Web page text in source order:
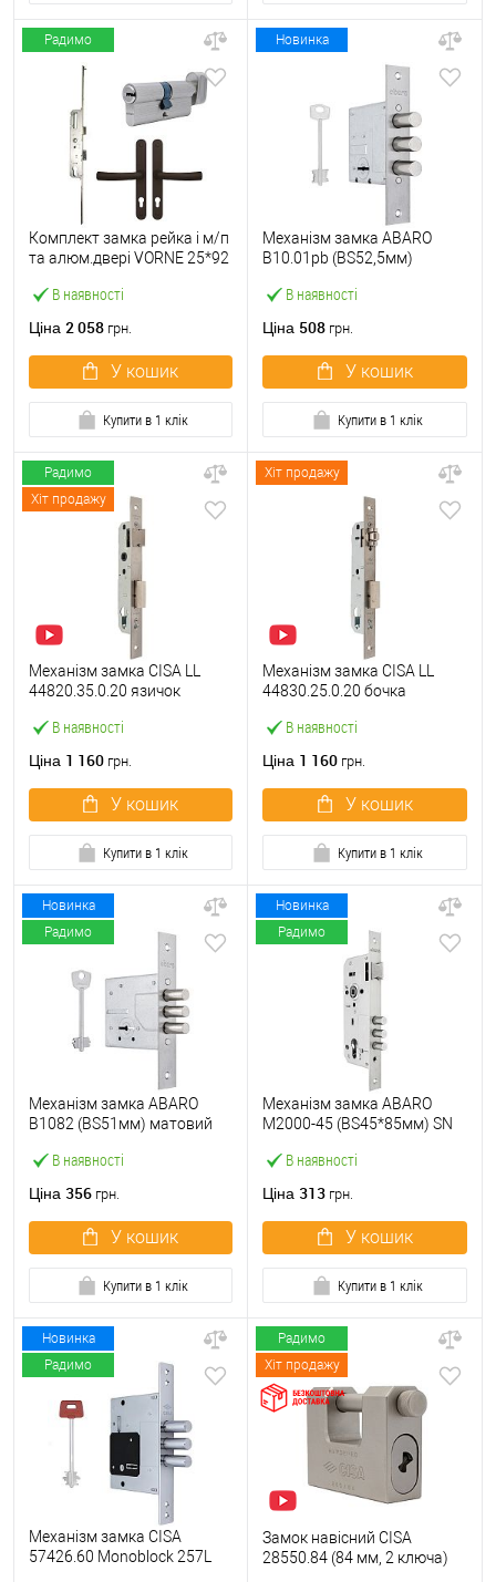
Радимо
В наявності
Комплект замка рейка і м/п
та алюм.двері VORNE 25*92
ручками коричневий
Ціна 2 058 грн.
У кошик
Купити в 1 клік
Новинка
В наявності
Механізм замка ABARO
B10.01pb (BS52,5мм)
тех.пакування.без
Ціна 508 грн.
У кошик
Купити в 1 клік
Радимо
Хіт продажу
В наявності
Механізм замка CISA LL
44820.35.0.20 язичок
нержавіюча сталь
Ціна 1 160 грн.
У кошик
Купити в 1 клік
Хіт продажу
В наявності
Механізм замка CISA LL
44830.25.0.20 бочка
нержавіюча сталь
Ціна 1 160 грн.
У кошик
Купити в 1 клік
Новинка
Радимо
В наявності
Механізм замка ABARO
B1082 (BS51мм) матовий
Ціна 356 грн.
У кошик
Купити в 1 клік
Новинка
Радимо
В наявності
Механізм замка ABARO
M2000-45 (BS45*85мм) SN
Ціна 313 грн.
У кошик
Купити в 1 клік
Новинка
Радимо
Механізм замка CISA
57426.60 Monoblock 257L
Радимо
Хіт продажу
Замок навісний CISA
28550.84 (84 мм, 2 ключа)